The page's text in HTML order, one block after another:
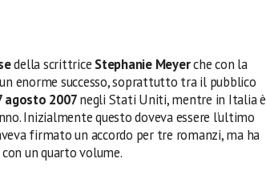
della scrittrice Stephanie Meyerche con la
enorme successo, soprattutto tra il pubblico
agosto 2007negli Stati Uniti, mentre in Italia è
Inizialmente questo doveva essere l’ultimo
firmato un accordo per tre romanzi, ma ha
un quarto volume.